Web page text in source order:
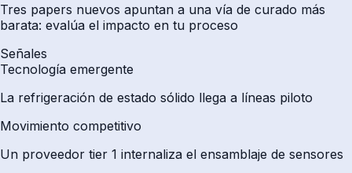
Tres papers nuevos apuntan a una vía de curado más
barata: evalúa el impacto en tu proceso
Señales
Tecnología emergente
La refrigeración de estado sólido llega a líneas piloto
Movimiento competitivo
Un proveedor tier 1 internaliza el ensamblaje de sensores